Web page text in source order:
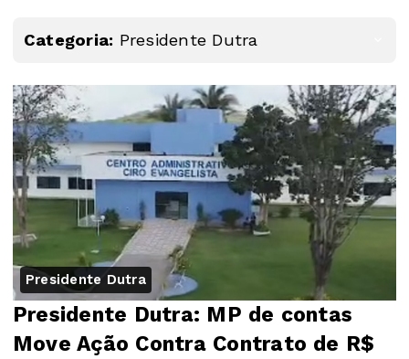
Categoria: Presidente Dutra
Presidente Dutra
Presidente Dutra: MP de contas
Move Ação Contra Contrato de R$